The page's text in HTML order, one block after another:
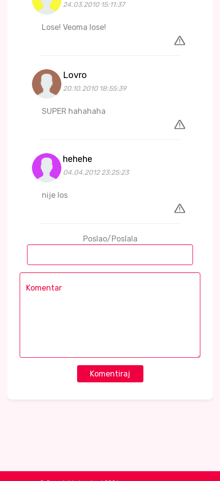
24.03.2010 15:11:37
Lose! Veoma lose!
Lovro
20.10.2010 18:55:39
SUPER hahahaha
hehehe
04.04.2012 23:25:23
nije los
Poslao/Poslala
Komentiraj